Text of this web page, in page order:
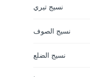
نسيج تيري
نسيج الصوف
نسيج الضلع